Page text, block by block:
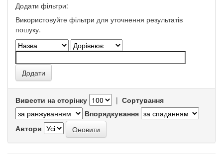
Додати фільтри:
Використовуйте фільтри для уточнення результатів
пошуку.
Вивести на сторінку | Сортування
Впорядкування
Автори